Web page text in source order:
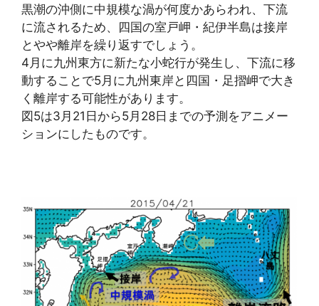
黒潮の沖側に中規模な渦が何度かあらわれ、下流
に流されるため、四国の室戸岬・紀伊半島は接岸
とやや離岸を繰り返すでしょう。
4月に九州東方に新たな小蛇行が発生し、下流に移
動することで5月に九州東岸と四国・足摺岬で大き
く離岸する可能性があります。
図5は3月21日から5月28日までの予測をアニメー
ションにしたものです。